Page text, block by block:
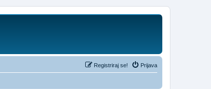
Prijava
Registriraj se!